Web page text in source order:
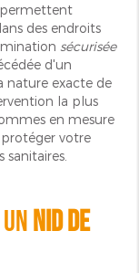
permettent
des endroits
sécurisée
d'un
nature exacte de
la plus
en mesure
protéger votre
nid de